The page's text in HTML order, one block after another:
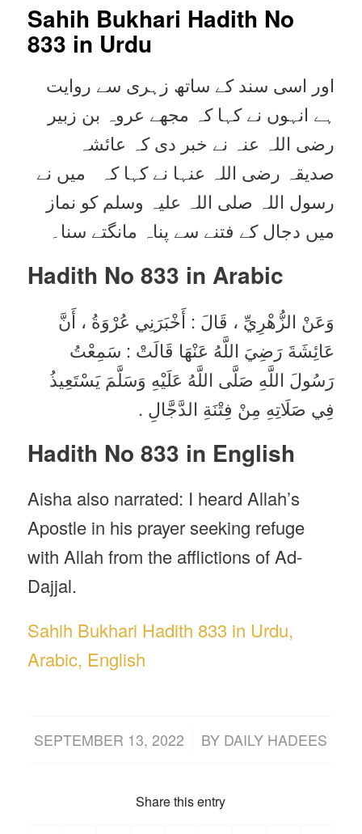
Sahih Bukhari Hadith No
833 in Urdu
اور اسی سند کے ساتھ زہری سے روایت
ہے انہوں نے کہا کہ مجھے عروہ بن زبیر
رضی اللہ عنہ نے خبر دی کہ عائشہ
صدیقہ رضی اللہ عنہا نے کہا کہ میں نے
رسول اللہ صلی اللہ علیہ وسلم کو نماز
میں دجال کے فتنے سے پناہ مانگتے سنا۔
Hadith No 833 in Arabic
وَعَنْ الزُّهْرِيِّ ، قَالَ : أَخْبَرَنِي عُرْوَةُ ، أَنَّ
عَائِشَةَ رَضِيَ اللَّهُ عَنْهَا قَالَتْ : سَمِعْتُ
رَسُولَ اللَّهِ صَلَّى اللَّهُ عَلَيْهِ وَسَلَّمَ يَسْتَعِيذُ
فِي صَلَاتِهِ مِنْ فِتْنَةِ الدَّجَّالِ .
Hadith No 833 in English
Aisha also narrated: I heard Allah’s
Apostle in his prayer seeking refuge
with Allah from the afflictions of Ad-
Dajjal.
Sahih Bukhari Hadith 833 in Urdu,
Arabic, English
SEPTEMBER 13, 2022
/ BY DAILY HADEES
Share this entry